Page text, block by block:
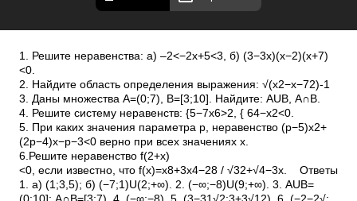
1. Решите неравенства: а) –2<−2x+5<3, б) (3−3x)(x−2)(x+7)
<0.
2. Найдите область определения выражения: √(x2−x−72)-1
3. Даны множества А=(0;7), B=[3;10]. Найдите: АUВ, А∩В.
4. Решите систему неравенств: {5−7x6>2, { 64−x2<0.
5. При каких значения параметра p, неравенство (p−5)x2+
(2p−4)x−p−3<0 верно при всех значениях х.
6.Решите неравенство f(2+x)
<0, если известно, что f(x)=x8+3x4−28 / √32+√4−3x. Ответы
1. а) (1;3,5); б) (−7;1)U(2;+∞). 2. (−∞;−8)U(9;+∞). 3. АUВ=